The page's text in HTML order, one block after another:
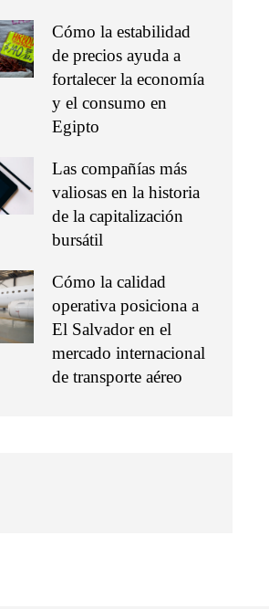
Cómo la estabilidad
de precios ayuda a
fortalecer la economía
y el consumo en
Egipto
Las compañías más
valiosas en la historia
de la capitalización
bursátil
Cómo la calidad
operativa posiciona a
El Salvador en el
mercado internacional
de transporte aéreo